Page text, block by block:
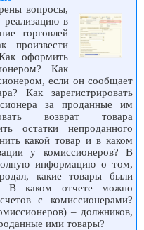
вопросы,
реализацию в
торговлей
произвести
оформить
Как
если он сообщает
Как зарегистрировать
за проданные им
возврат товара
остатки непроданного
какой товар и в каком
у комиссионеров? В
информацию о том,
какие товары были
В каком отчете можно
с комиссионерами?
– должников,
ими товары?